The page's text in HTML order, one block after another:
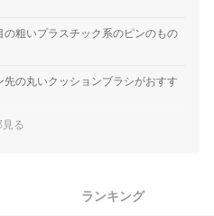
検証では、…
プレミアム｜RS-BE-03B
にフィット。くし通りのよさも
激を両立したダブルクッション
り。大きなヘッドブラシを備え
ズブラシ｜JMP3187
通りはよいが、静電気で髪が広
粗いプラスチック系のピンのもの
の丸いクッションブラシがおすす
こだわるなら、目の細かい豚毛も選
る
ランキング